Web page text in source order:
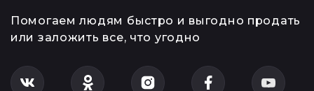
Помогаем людям быстро и выгодно продать
или заложить все, что угодно